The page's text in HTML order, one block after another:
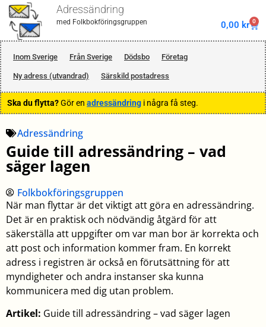
Adressändring
med Folkbokföringsgruppen 0,00 kr 0
Inom Sverige Från Sverige Dödsbo Företag
Ny adress (utvandrad) Särskild postadress
Ska du flytta?Gör en adressändring i några få steg.
Adressändring
Guide till adressändring – vad
säger lagen
Folkbokföringsgruppen
När man flyttar är det viktigt att göra en adressändring.
Det är en praktisk och nödvändig åtgärd för att
säkerställa att uppgifter om var man bor är korrekta och
att post och information kommer fram. En korrekt
adress i registren är också en förutsättning för att
myndigheter och andra instanser ska kunna
kommunicera med dig utan problem.
Artikel: Guide till adressändring – vad säger lagen